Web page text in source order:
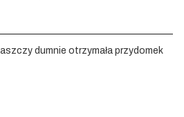
dumnie otrzymała przydomek